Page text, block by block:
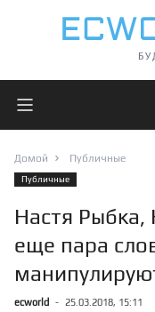
Открыть главное
Домой Публичные
Публичные
Настя Рыбка,
еще пара
ecworld - 25.03.2018, 15:11